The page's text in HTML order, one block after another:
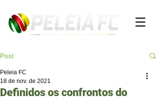
Post
Definidos os confrontos do
Peleia FC
18 de nov. de 2021